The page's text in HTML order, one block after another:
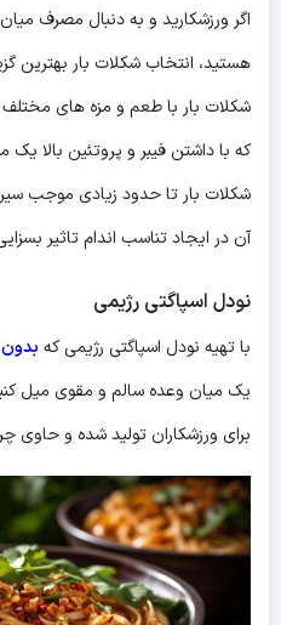
اگر ورزشکارید و به دنبال مصرف
هستید، انتخاب شکلات بار بهترین
شکلات بار با طعم و مزه های مختلف
که با داشتن فیبر و پروتئین بالا
شکلات بار تا حدود زیادی موجب
آن در ایجاد تناسب اندام تاثیر
نودل اسپاگتی رژیمی
با تهیه نودل اسپاگتی رژیمی که
یک میان وعده سالم و مقوی میل
برای ورزشکاران تولید شده و حاوی